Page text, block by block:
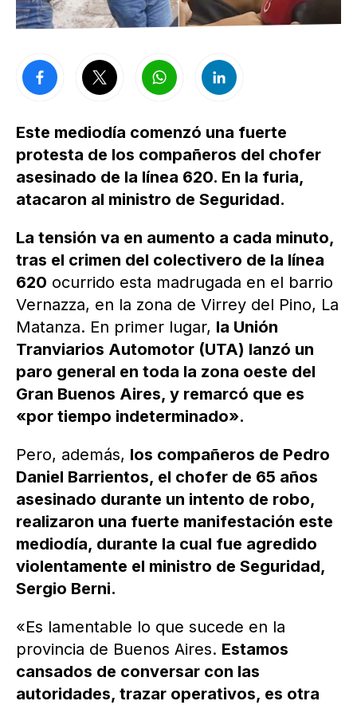
Este mediodía comenzó una fuerte
protesta de los compañeros del chofer
asesinado de la línea 620. En la furia,
atacaron al ministro de Seguridad.
La tensión va en aumento a cada minuto,
tras el crimen del colectivero de la línea
620 ocurrido esta madrugada en el barrio
Vernazza, en la zona de Virrey del Pino, La
Matanza. En primer lugar, la Unión
Tranviarios Automotor (UTA) lanzó un
paro general en toda la zona oeste del
Gran Buenos Aires, y remarcó que es
«por tiempo indeterminado».
Pero, además, los compañeros de Pedro
Daniel Barrientos, el chofer de 65 años
asesinado durante un intento de robo,
realizaron una fuerte manifestación este
mediodía, durante la cual fue agredido
violentamente el ministro de Seguridad,
Sergio Berni.
«Es lamentable lo que sucede en la
provincia de Buenos Aires. Estamos
cansados de conversar con las
autoridades, trazar operativos, es otra